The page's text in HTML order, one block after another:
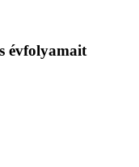
évfolyamait